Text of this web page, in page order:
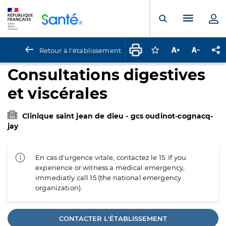
Ouvrir laMenu
Retour à l'établissement Connectez-vous
Augmenter la
Consultations digestives
et viscérales
Clinique saint jean de dieu - gcs oudinot-cognacq-
jay
En cas d'urgence vitale, contactez le 15. If you
experience or witness a medical emergency,
immediatly call 15 (the national emergency
organization).
CONTACTER L'ÉTABLISSEMENT